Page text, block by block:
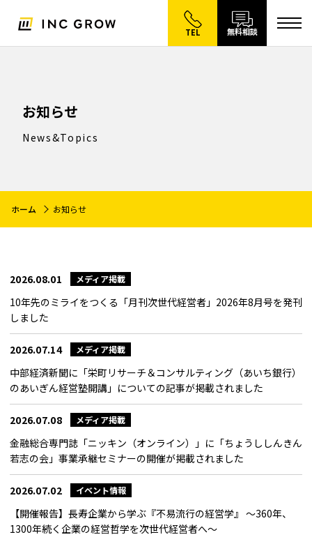
TEL 無料相談
お知らせ
News&Topics
ホーム お知らせ
2026.08.01 メディア掲載
10年先のミライをつくる「月刊次世代経営者」2026年8月号を発刊
しました
2026.07.14 メディア掲載
中部経済新聞に「栄町リサーチ＆コンサルティング（あいち銀行）
のあいぎん経営塾開講」についての記事が掲載されました
2026.07.08 メディア掲載
金融総合専門誌「ニッキン（オンライン）」に「ちょうししんきん
若志の会」事業承継セミナーの開催が掲載されました
2026.07.02 イベント情報
【開催報告】長寿企業から学ぶ『不易流行の経営学』 ～360年、
1300年続く企業の経営哲学を次世代経営者へ～